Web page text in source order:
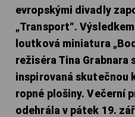
evropskými divadly
„Transport“.
loutková miniatura
režiséra Tina Grabnara
inspirovaná
ropné plošiny. Večerní
odehrála v pátek 19.